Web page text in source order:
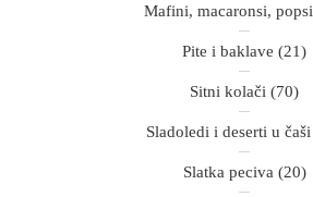
Mafini, macaronsi, popsi
Pite i baklave (21)
Sitni kolači (70)
Sladoledi i deserti u čaši
Slatka peciva (20)